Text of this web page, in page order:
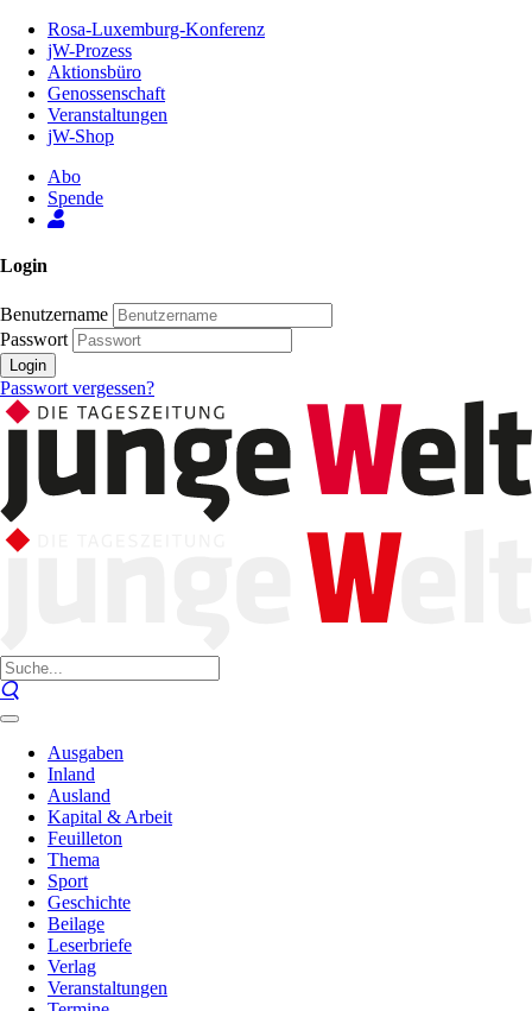
Inhalt
Seite
Rosa-Luxemburg-Konferenz
jW-Prozess
Aktionsbüro
Genossenschaft
Veranstaltungen
jW-Shop
Abo
Spende
Login
Benutzername
Passwort
Login
Passwort vergessen?
Ausgaben
Inland
Ausland
Kapital & Arbeit
Feuilleton
Thema
Sport
Geschichte
Beilage
Leserbriefe
Verlag
Veranstaltungen